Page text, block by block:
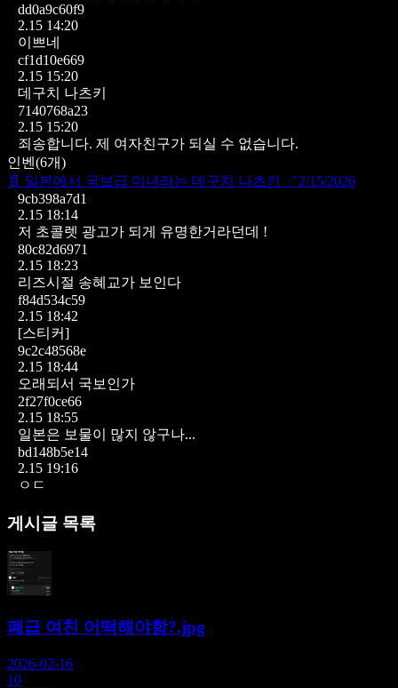
dd0a9c60f9
2.15 14:20
이쁘네
cf1d10e669
2.15 15:20
데구치 나츠키
7140768a23
2.15 15:20
죄송합니다. 제 여자친구가 되실 수 없습니다.
인벤 (6개)
📄 일본에서 국보급 미녀라는 데구치 나츠키 ↗ 2/15/2026
9cb398a7d1
2.15 18:14
저 초콜렛 광고가 되게 유명한거라던데 !
80c82d6971
2.15 18:23
리즈시절 송혜교가 보인다
f84d534c59
2.15 18:42
[스티커]
9c2c48568e
2.15 18:44
오래되서 국보인가
2f27f0ce66
2.15 18:55
일본은 보물이 많지 않구나...
bd148b5e14
2.15 19:16
ㅇㄷ
게시글 목록
폐급 여친 어떡해야함?.jpg
2026-02-16
10